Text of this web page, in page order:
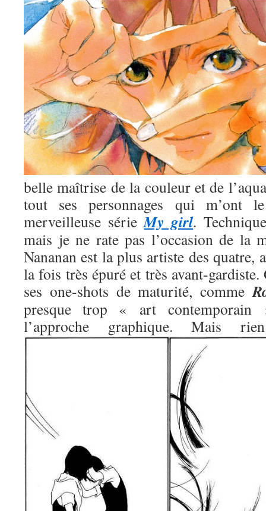
belle maîtrise de la couleur et de
tout ses personnages qui m’ont
merveilleuse sérieMy girl.
mais je ne rate pas l’occasion de la
Nananan est la plus artiste des quatre,
la fois très épuré et très avant-
ses one-shots de maturité, comme
presque trop « art contemporain
l’approche graphique. Mais